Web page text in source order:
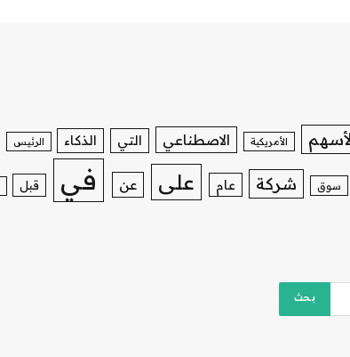
الأمريكية الاصطناعي التي الذكاء الرئيس
سوق شركة عام على عن في قبل